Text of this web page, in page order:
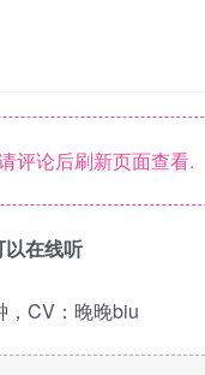
评论后刷新页面查看.
在线听
，CV：晚晚biu